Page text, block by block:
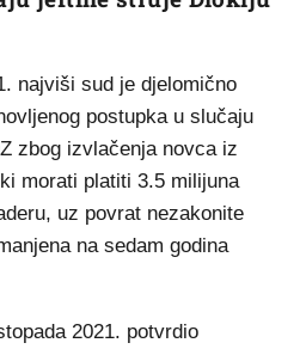
najviši sud je djelomično
postupka u slučaju
zbog izvlačenja novca iz
morati platiti 3.5 milijuna
uz povrat nezakonite
na sedam godina
2021. potvrdio